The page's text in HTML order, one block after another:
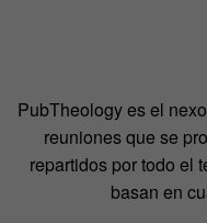
PubTheology es el
reuniones que se
repartidos por todo el
basan en